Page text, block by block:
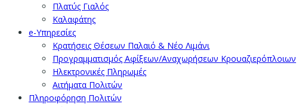
Πλατύς Γιαλός
Καλαφάτης
e-Υπηρεσίες
Κρατήσεις Θέσεων Παλαιό & Νέο Λιμάνι
Προγραμματισμός Αφίξεων/Αναχωρήσεων Κρουαζιερόπλοιων
Ηλεκτρονικές Πληρωμές
Αιτήματα Πολιτών
Πληροφόρηση Πολιτών